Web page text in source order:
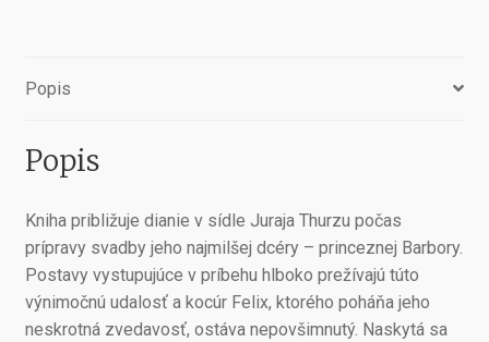
Popis
Popis
Kniha približuje dianie v sídle Juraja Thurzu počas
prípravy svadby jeho najmilšej dcéry – princeznej Barbory.
Postavy vystupujúce v príbehu hlboko prežívajú túto
výnimočnú udalosť a kocúr Felix, ktorého poháňa jeho
neskrotná zvedavosť, ostáva nepovšimnutý. Naskytá sa